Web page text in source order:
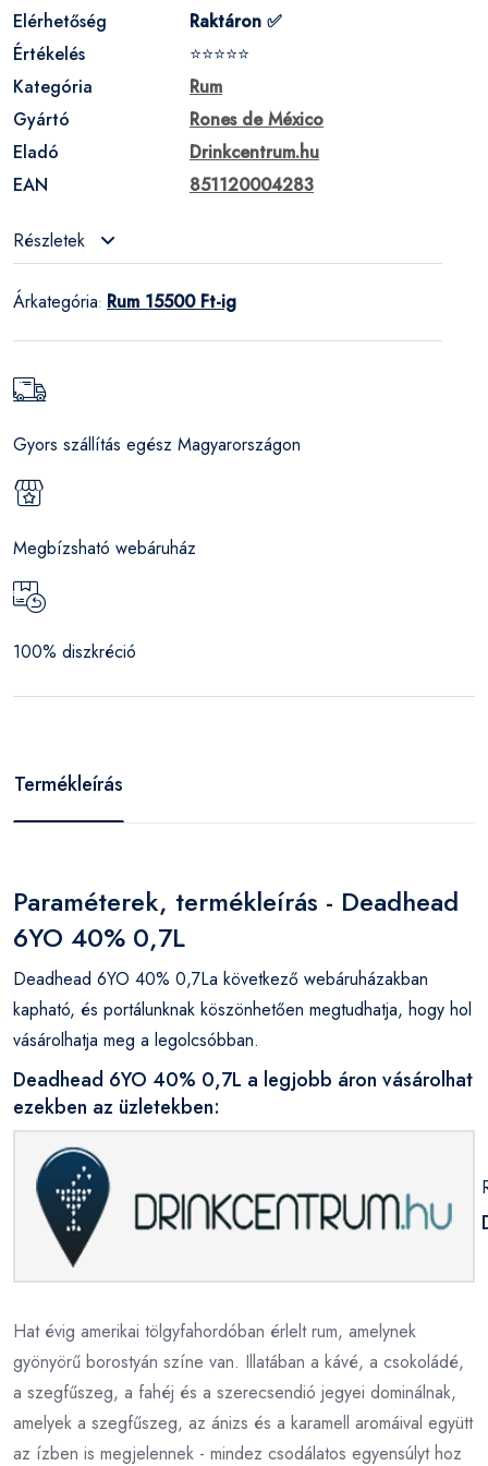
Elérhetőség
Raktáron ✅
Értékelés
⭐⭐⭐⭐⭐
Kategória
Rum
Gyártó
Rones de México
Eladó
Drinkcentrum.hu
EAN
851120004283
Részletek
Árkategória: Rum 15500 Ft-ig
Gyors szállítás egész Magyarországon
Megbízsható webáruház
100% diszkréció
Termékleírás
Paraméterek, termékleírás - Deadhead
6YO 40% 0,7L
Deadhead 6YO 40% 0,7La következő webáruházakban
kapható, és portálunknak köszönhetően megtudhatja, hogy hol
vásárolhatja meg a legolcsóbban.
Deadhead 6YO 40% 0,7L a legjobb áron vásárolhat
ezekben az üzletekben:
Hat évig amerikai tölgyfahordóban érlelt rum, amelynek
gyönyörű borostyán színe van. Illatában a kávé, a csokoládé,
a szegfűszeg, a fahéj és a szerecsendió jegyei dominálnak,
amelyek a szegfűszeg, az ánizs és a karamell aromáival együtt
az ízben is megjelennek - mindez csodálatos egyensúlyt hoz